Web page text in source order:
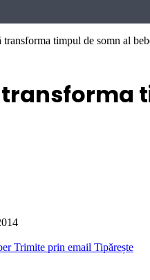
transforma timpul de somn al
Trimite prin email Tipărește